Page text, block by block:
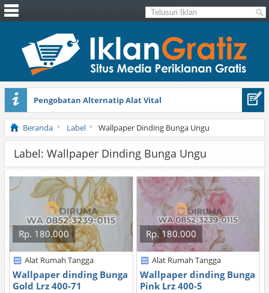
Pengobatan Alternatip Alat Vital
Pita Cantik Pesona
Beranda Label Wallpaper Dinding Bunga Ungu
Label: Wallpaper Dinding Bunga Ungu
Rp. 180.000
Alat Rumah Tangga
Wallpaper dinding Bunga
Gold Lrz 400-71
Rp. 180.000
Alat Rumah Tangga
Wallpaper dinding Bunga
Pink Lrz 400-5